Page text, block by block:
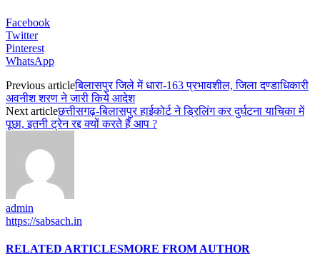
Facebook
Twitter
Pinterest
WhatsApp
Previous articleबिलासपुर जिले में धारा-163 प्रभावशील, जिला दण्डाधिकारी
अवनीश शरण ने जारी किये आदेश
Next articleछत्तीसगढ़-बिलासपुर हाईकोर्ट ने ड्रिलिंग कर दुर्घटना याचिका में
पूछा, इतनी ट्रेन रद्द क्यों करते हैं आप ?
admin
https://sabsach.in
RELATED ARTICLESMORE FROM AUTHOR